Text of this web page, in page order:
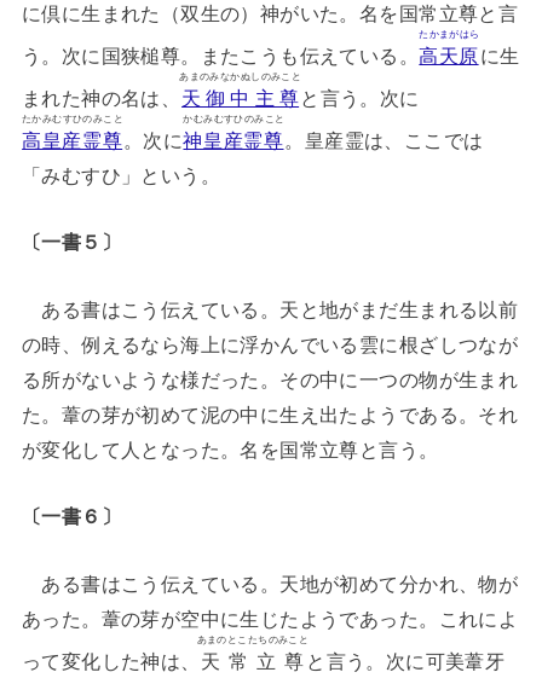
に倶に生まれた（双生の）神がいた。名を国常立尊と言
う。次に国狭槌尊。またこうも伝えている。高天原
たかまがはら
に生
まれた神の名は、 天御中主尊
あまのみなかぬしのみこと
と言う。次に
高皇産霊尊
たかみむすひのみこと
。次に神皇産霊尊
かむみむすひのみこと
。皇産霊は、ここでは
「みむすひ」という。
〔一書５〕
ある書はこう伝えている。天と地がまだ生まれる以前
の時、例えるなら海上に浮かんでいる雲に根ざしつなが
る所がないような様だった。その中に一つの物が生まれ
た。葦の芽が初めて泥の中に生え出たようである。それ
が変化して人となった。名を国常立尊と言う。
〔一書６〕
ある書はこう伝えている。天地が初めて分かれ、物が
あった。葦の芽が空中に生じたようであった。これによ
って変化した神は、 天常立尊
あまのとこたちのみこと
と言う。次に可美葦牙